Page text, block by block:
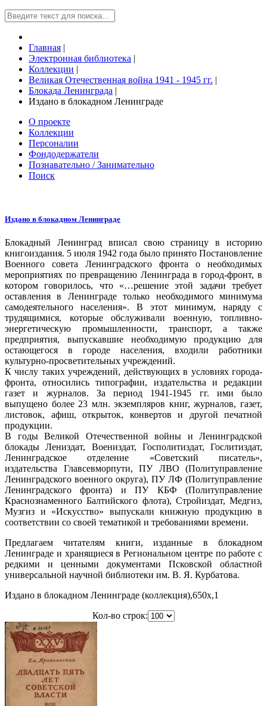
Главная |
Электронная библиотека |
Коллекции |
Великая Отечественная война 1941 - 1945 гг. |
Блокада Ленинграда |
Издано в блокадном Ленинграде
О проекте
Коллекции
Персоналии
Фондодержатели
Познавательно / Занимательно
Поиск
Издано в блокадном Ленинграде
Блокадный Ленинград вписал свою страницу в историю
книгоиздания. 5 июля 1942 года было принято Постановление
Военного совета Ленинградского фронта о необходимых
мероприятиях по превращению Ленинграда в город-фронт, в
котором говорилось, что «…решение этой задачи требует
оставления в Ленинграде только необходимого минимума
самодеятельного населения». В этот минимум, наряду с
трудящимися, которые обслуживали военную, топливно-
энергетическую промышленности, транспорт, а также
предприятия, выпускавшие необходимую продукцию для
остающегося в городе населения, входили работники
культурно-просветительных учреждений.
К числу таких учреждений, действующих в условиях города-
фронта, относились типографии, издательства и редакции
газет и журналов. За период 1941-1945 гг. ими было
выпущено более 23 млн. экземпляров книг, журналов, газет,
листовок, афиш, открыток, конвертов и другой печатной
продукции.
В годы Великой Отечественной войны и Ленинградской
блокады Лениздат, Воениздат, Госполитиздат, Гослитиздат,
Ленинградское отделение «Советский писатель»,
издательства Главсевморпути, ПУ ЛВО (Политуправление
Ленинградского военного округа), ПУ ЛФ (Политуправление
Ленинградского фронта) и ПУ КБФ (Политуправление
Краснознаменного Балтийского флота), Стройиздат, Медгиз,
Музгиз и «Искусство» выпускали книжную продукцию в
соответствии со своей тематикой и требованиями времени.
Предлагаем читателям книги, изданные в блокадном
Ленинграде и хранящиеся в Региональном центре по работе с
редкими и ценными документами Псковской областной
универсальной научной библиотеки им. В. Я. Курбатова.
Издано в блокадном Ленинграде (коллекция),650x,1
Кол-во строк: